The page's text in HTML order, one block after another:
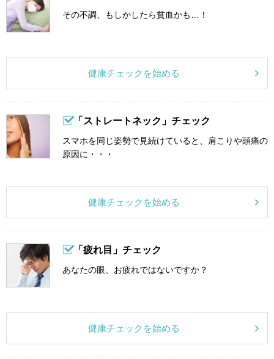
その不調、もしかしたら貧血かも…！
健康チェックを始める
「ストレートネック」チェック
スマホを同じ姿勢で見続けていると、肩こりや頭痛の
原因に・・・
健康チェックを始める
「疲れ目」チェック
あなたの眼、お疲れではないですか？
健康チェックを始める